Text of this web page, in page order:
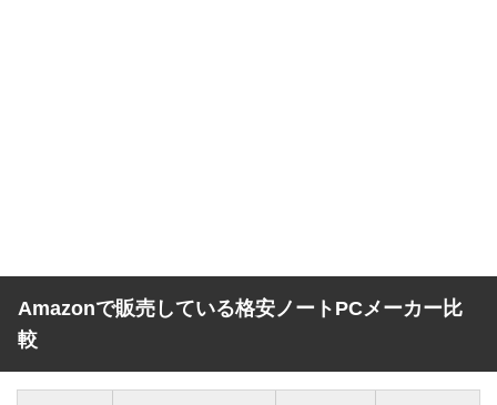
Amazonで販売している格安ノートPCメーカー比
較